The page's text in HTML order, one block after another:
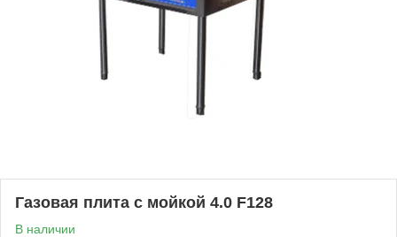
Газовая плита с мойкой 4.0 F128
В наличии